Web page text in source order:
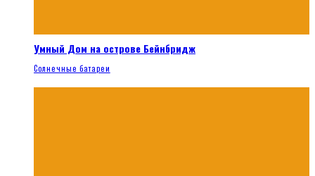
Умный Дом на острове Бейнбридж
Солнечные батареи